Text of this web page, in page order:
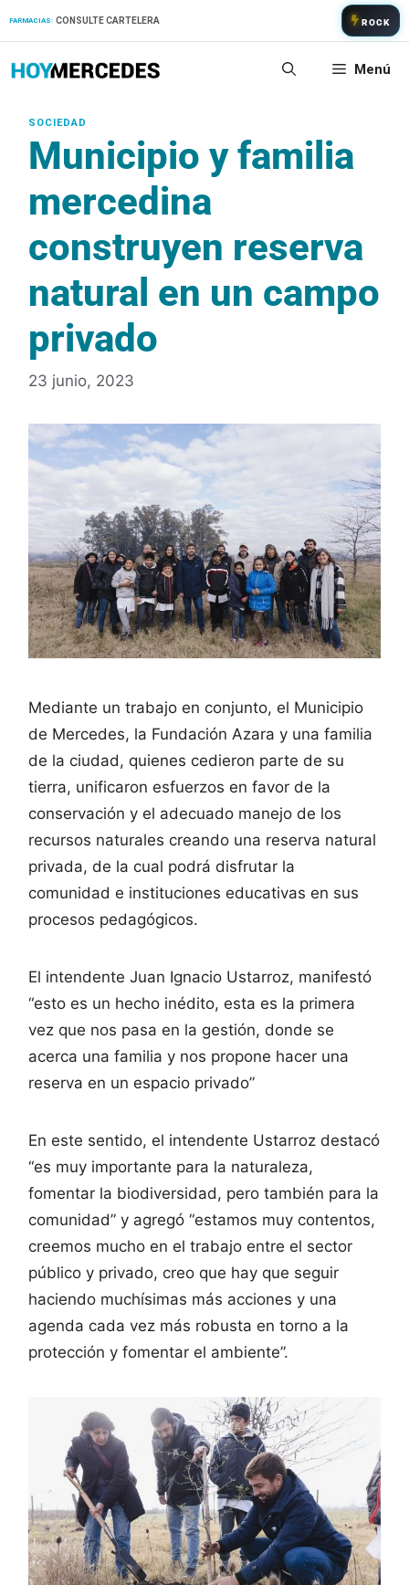
FARMACIAS: CONSULTE CARTELERA ROCK
Menú
Municipio y familia
mercedina
construyen reserva
natural en un campo
privado
23 junio, 2023
Mediante un trabajo en conjunto, el Municipio
de Mercedes, la Fundación Azara y una familia
de la ciudad, quienes cedieron parte de su
tierra, unificaron esfuerzos en favor de la
conservación y el adecuado manejo de los
recursos naturales creando una reserva natural
privada, de la cual podrá disfrutar la
comunidad e instituciones educativas en sus
procesos pedagógicos.
El intendente Juan Ignacio Ustarroz, manifestó
“esto es un hecho inédito, esta es la primera
vez que nos pasa en la gestión, donde se
acerca una familia y nos propone hacer una
reserva en un espacio privado”
En este sentido, el intendente Ustarroz destacó
“es muy importante para la naturaleza,
fomentar la biodiversidad, pero también para la
comunidad” y agregó “estamos muy contentos,
creemos mucho en el trabajo entre el sector
público y privado, creo que hay que seguir
haciendo muchísimas más acciones y una
agenda cada vez más robusta en torno a la
protección y fomentar el ambiente”.